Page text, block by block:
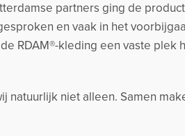
partners ging de
en vaak in het
RDAM®-kleding een vaste
natuurlijk niet alleen. Samen